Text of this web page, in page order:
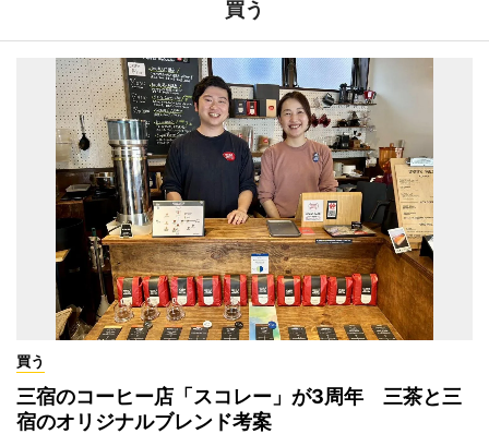
買う
買う
三宿のコーヒー店「スコレー」が3周年 三茶と三
宿のオリジナルブレンド考案